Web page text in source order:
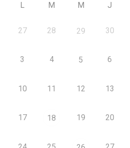
L M M J
27 28 29 30
3 4 5 6
10 11 12 13
17 18 19 20